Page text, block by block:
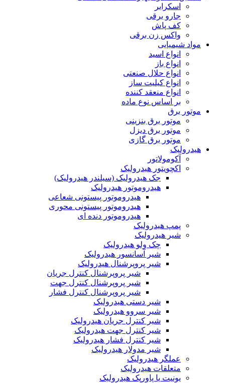
اسکرابر
جارو برقی
کف پاش
واکس زن برقی
مواد شیمیایی
انواع اسید
انواع باز
انواع حلال صنعتی
انواع کیلیت ساز
انواع منعقد کننده
بر اساس نوع ماده
موتور برق
موتور برق بنزینی
موتور برق دیزل
موتور برق گازی
هیدرولیک
آکومولاتور
اکچویتور هیدرولیک
جک هیدرولیک (سیلندر هیدرولیک)
هیدروموتور هیدرولیک
هیدروموتور پیستونی شعاعی
هیدروموتور پیستونی محوری
هیدروموتور دنده ای
پمپ هیدرولیک
شیر هیدرولیک
چک ولو هیدرولیک
شیر آسانسور هیدرولیک
شیر پروپرشنال هیدرولیک
شیر پروپرشنال کنترل جریان
شیر پروپرشنال کنترل جهت
شیر پروپرشنال کنترل فشار
شیر دستی هیدرولیک
شیر سروو هیدرولیک
شیر کنترل جریان هیدرولیک
شیر کنترل جهت هیدرولیک
شیر کنترل فشار هیدرولیک
شیر مدولار هیدرولیک
عملگر هیدرولیک
متعلقات هیدرولیک
یونیت یا پاورپک هیدرولیک